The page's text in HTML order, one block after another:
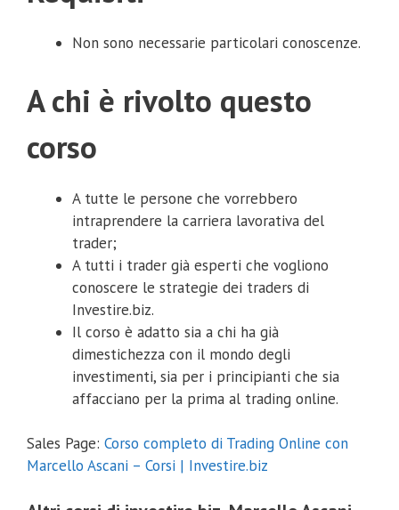
Non sono necessarie particolari conoscenze.
A chi è rivolto questo
corso
A tutte le persone che vorrebbero
intraprendere la carriera lavorativa del
trader;
A tutti i trader già esperti che vogliono
conoscere le strategie dei traders di
Investire.biz.
Il corso è adatto sia a chi ha già
dimestichezza con il mondo degli
investimenti, sia per i principianti che sia
affacciano per la prima al trading online.
Sales Page: Corso completo di Trading Online con
Marcello Ascani – Corsi | Investire.biz